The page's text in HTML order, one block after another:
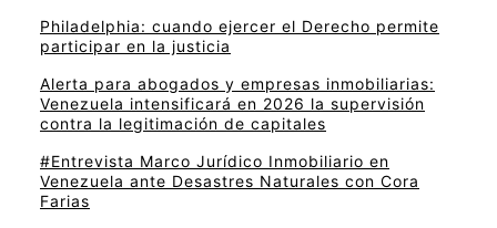
Philadelphia: cuando ejercer el Derecho permite
participar en la justicia
Alerta para abogados y empresas inmobiliarias:
Venezuela intensificará en 2026 la supervisión
contra la legitimación de capitales
#Entrevista Marco Jurídico Inmobiliario en
Venezuela ante Desastres Naturales con Cora
Farias